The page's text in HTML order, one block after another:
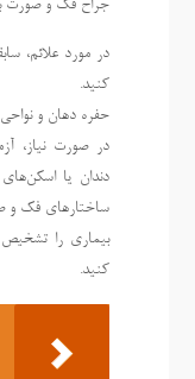
جراح فک و صورت
در مورد علائم،
کنید.
حفره دهان و
در صورت نیاز،
دندان یا
ساختارهای فک و
بیماری را
کنید.